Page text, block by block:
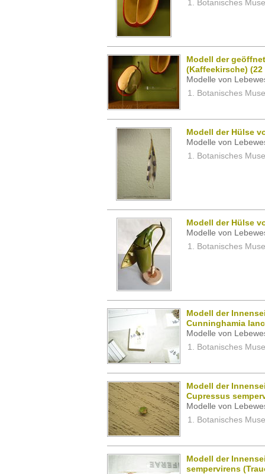
Botanisches
Modell der
(Kaffeekirsche) (22
Modelle von
Botanisches
Modell der Hülse
Modelle von
Botanisches
Modell der Hülse
Modelle von
Botanisches
Modell der
Cunninghamia
Modelle von
Botanisches
Modell der
Cupressus
Modelle von
Botanisches
Modell der
sempervirens